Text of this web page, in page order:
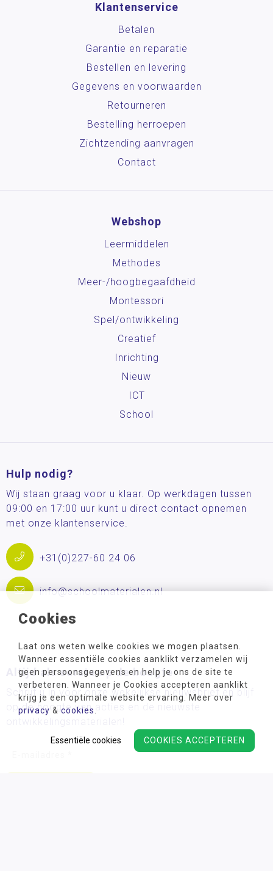
Cookies
Laat ons weten welke cookies we mogen plaatsen.
Wanneer essentiële cookies aanklikt verzamelen wij
geen persoonsgegevens en help je ons de site te
verbeteren. Wanneer je Cookies accepteren aanklikt
krijg je een optimale website ervaring. Meer over
privacy & cookies
COOKIES ACCEPTEREN
Essentiële cookies
Klantenservice
Betalen
Garantie en reparatie
Bestellen en levering
Gegevens en voorwaarden
Retourneren
Bestelling herroepen
Zichtzending aanvragen
Contact
Webshop
Leermiddelen
Methodes
Meer-/hoog­begaafdheid
Montessori
Spel/ontwikkeling
Creatief
Inrichting
Nieuw
ICT
School
Hulp nodig?
Wij staan graag voor u klaar. Op werkdagen tussen
09:00 en 17:00 uur kunt u direct contact opnemen
met onze klantenservice.
+31(0)227-60 24 06
info@schoolmaterialen.nl
Altijd als eerste op de hoogte
Schrijf u in voor onze wekelijkse nieuwsbrief en blijf
op de hoogte van acties en de nieuwste